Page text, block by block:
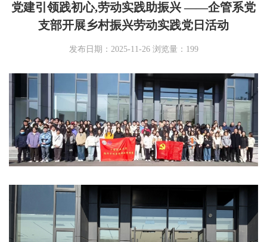
党建引领践初心,劳动实践助振兴 ——企管系党
支部开展乡村振兴劳动实践党日活动
发布日期：2025-11-26 浏览量： 199